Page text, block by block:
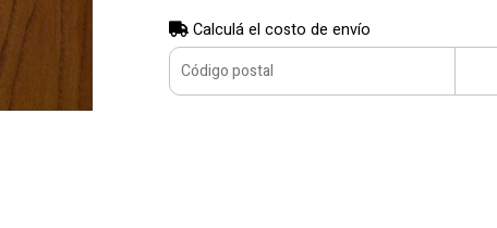
Calculá el costo de envío